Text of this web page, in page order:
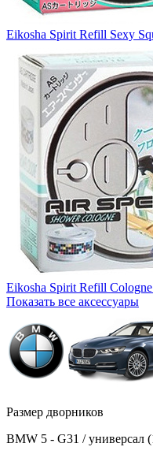
Eikosha Spirit Refill Sexy
Eikosha Spirit Refill
Показать все аксессуары
Размер дворников
BMW 5 - G31 / универсал